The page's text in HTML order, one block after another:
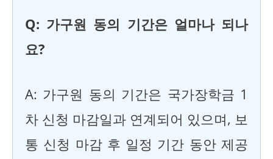
Q: 가구원 동의 기간은 얼마나 되나
요?
A: 가구원 동의 기간은 국가장학금 1
차 신청 마감일과 연계되어 있으며, 보
통 신청 마감 후 일정 기간 동안 제공